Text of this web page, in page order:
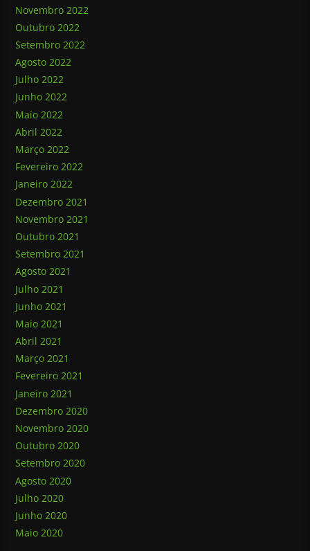
Novembro 2022
Outubro 2022
Setembro 2022
Agosto 2022
Julho 2022
Junho 2022
Maio 2022
Abril 2022
Março 2022
Fevereiro 2022
Janeiro 2022
Dezembro 2021
Novembro 2021
Outubro 2021
Setembro 2021
Agosto 2021
Julho 2021
Junho 2021
Maio 2021
Abril 2021
Março 2021
Fevereiro 2021
Janeiro 2021
Dezembro 2020
Novembro 2020
Outubro 2020
Setembro 2020
Agosto 2020
Julho 2020
Junho 2020
Maio 2020